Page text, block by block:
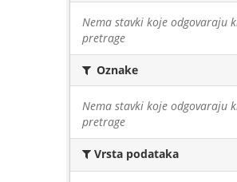
Nema stavki koje odgovaraju
pretrage
Oznake
Nema stavki koje odgovaraju
pretrage
Vrsta podataka